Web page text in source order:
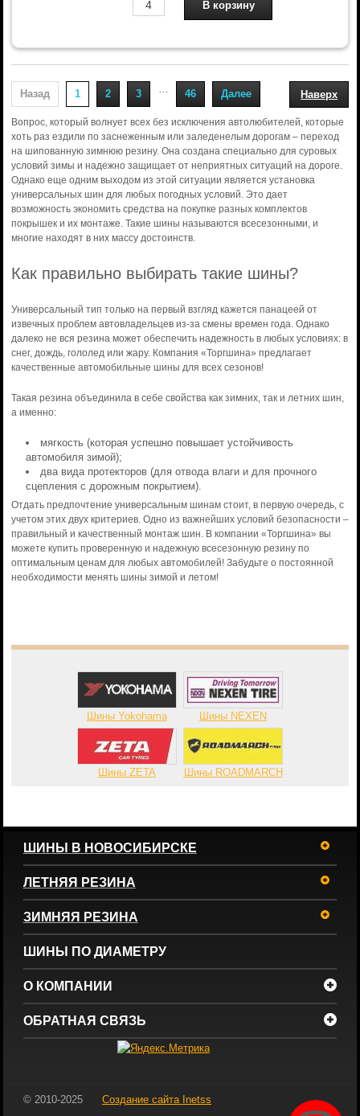
Назад 1 2 3 … 46 Далее Наверх
Вопрос, который волнует всех без исключения автолюбителей, которые
хоть раз ездили по заснеженным или заледенелым дорогам – переход
на шипованную зимнюю резину. Она создана специально для суровых
условий зимы и надежно защищает от неприятных ситуаций на дороге.
Однако еще одним выходом из этой ситуации является установка
универсальных шин для любых погодных условий. Это дает
возможность экономить средства на покупке разных комплектов
покрышек и их монтаже. Такие шины называются всесезонными, и
многие находят в них массу достоинств.
Как правильно выбирать такие шины?
Универсальный тип только на первый взгляд кажется панацеей от
извечных проблем автовладельцев из-за смены времен года. Однако
далеко не вся резина может обеспечить надежность в любых условиях: в
снег, дождь, гололед или жару. Компания «Торгшина» предлагает
качественные автомобильные шины для всех сезонов!
Такая резина объединила в себе свойства как зимних, так и летних шин,
а именно:
мягкость (которая успешно повышает устойчивость
автомобиля зимой);
два вида протекторов (для отвода влаги и для прочного
сцепления с дорожным покрытием).
Отдать предпочтение универсальным шинам стоит, в первую очередь, с
учетом этих двух критериев. Одно из важнейших условий безопасности –
правильный и качественный монтаж шин. В компании «Торгшина» вы
можете купить проверенную и надежную всесезонную резину по
оптимальным ценам для любых автомобилей! Забудьте о постоянной
необходимости менять шины зимой и летом!
Шины Yokohama Шины NEXEN
Шины ZETA Шины ROADMARCH
ШИНЫ В НОВОСИБИРСКЕ
ЛЕТНЯЯ РЕЗИНА
ЗИМНЯЯ РЕЗИНА
ШИНЫ ПО ДИАМЕТРУ
О КОМПАНИИ
ОБРАТНАЯ СВЯЗЬ
© 2010-2025 Создание сайта Inetss